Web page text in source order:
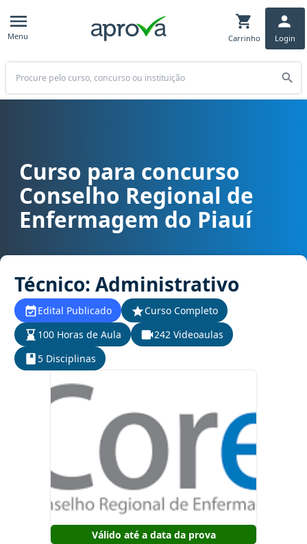
Menu Carrinho Login
Buscar
Curso para concurso COREN PI - Conselho Regional de
Curso para concurso
Conselho Regional de
Enfermagem do Piauí
Técnico: Administrativo
Edital Publicado
Curso Completo
100 Horas de Aula
242 Videoaulas
5 Disciplinas
Válido até a data da prova